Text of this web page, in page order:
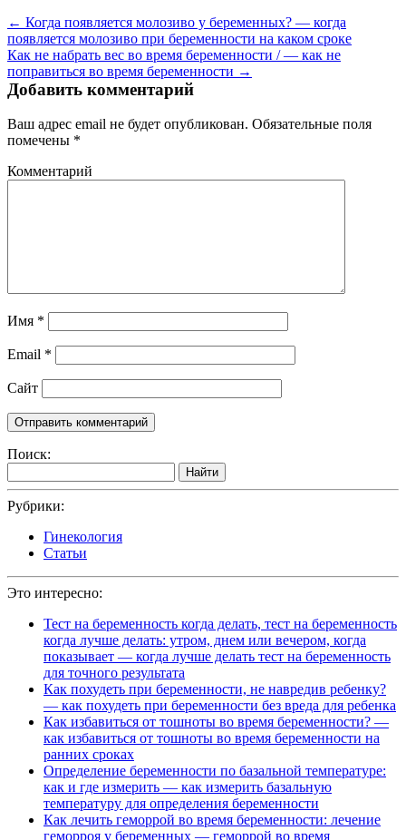
← Когда появляется молозиво у беременных? — когда
появляется молозиво при беременности на каком сроке
Как не набрать вес во время беременности / — как не
поправиться во время беременности →
Добавить комментарий
Ваш адрес email не будет опубликован. Обязательные поля
помечены *
Комментарий
Имя *
Email *
Сайт
Поиск:
Найти
Рубрики:
Гинекология
Статьи
Это интересно:
Тест на беременность когда делать, тест на беременность
когда лучше делать: утром, днем или вечером, когда
показывает — когда лучше делать тест на беременность
для точного результата
Как похудеть при беременности, не навредив ребенку?
— как похудеть при беременности без вреда для ребенка
Как избавиться от тошноты во время беременности? —
как избавиться от тошноты во время беременности на
ранних сроках
Определение беременности по базальной температуре:
как и где измерить — как измерить базальную
температуру для определения беременности
Как лечить геморрой во время беременности: лечение
геморроя у беременных — геморрой во время